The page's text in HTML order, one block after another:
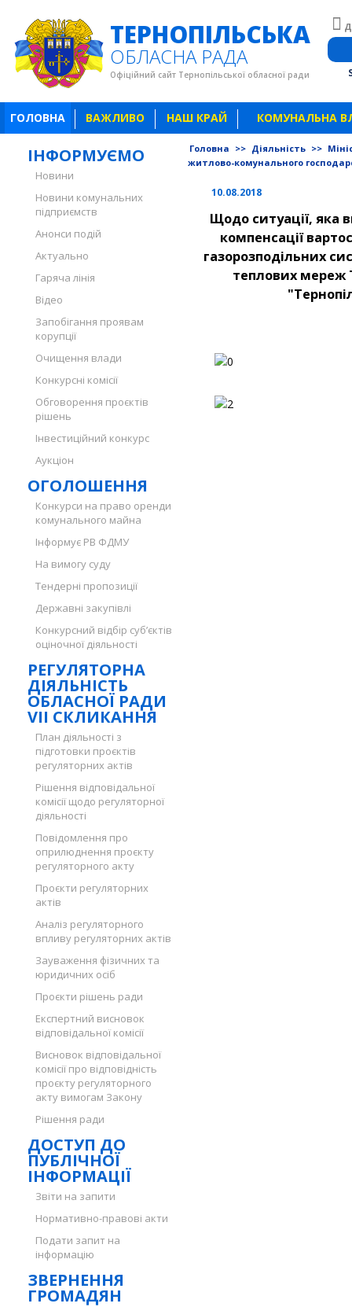
ТЕРНОПІЛЬСЬКА
ОБЛАСНА РАДА
Офіційний сайт Тернопільської обласної ради
ГОЛОВНА ВАЖЛИВО НАШ КРАЙ КОМУНАЛЬНА
ІНФОРМУЄМО
Новини
Новини комунальних
підприємств
Анонси подій
Актуально
Гаряча лінія
Відео
Запобігання проявам
корупції
Очищення влади
Конкурсні комісії
Обговорення проєктів
рішень
Інвестиційний конкурс
Аукціон
ОГОЛОШЕННЯ
Конкурси на право оренди
комунального майна
Інформує РВ ФДМУ
На вимогу суду
Тендерні пропозиції
Державні закупівлі
Конкурсний відбір суб’єктів
оціночної діяльності
РЕГУЛЯТОРНА
ДІЯЛЬНІСТЬ
ОБЛАСНОЇ РАДИ
VII СКЛИКАННЯ
План діяльності з
підготовки проєктів
регуляторних актів
Рішення відповідальної
комісії щодо регуляторної
діяльності
Повідомлення про
оприлюднення проєкту
регуляторного акту
Проєкти регуляторних
актів
Аналіз регуляторного
впливу регуляторних актів
Зауваження фізичних та
юридичних осіб
Проєкти рішень ради
Експертний висновок
відповідальної комісії
Висновок відповідальної
комісії про відповідність
проєкту регуляторного
акту вимогам Закону
Рішення ради
ДОСТУП ДО
ПУБЛІЧНОЇ
ІНФОРМАЦІЇ
Звіти на запити
Нормативно-правові акти
Подати запит на
інформацію
ЗВЕРНЕННЯ
ГРОМАДЯН
Головна >> Діяльність >>
житлово-комунального
10.08.2018
Щодо ситуації, яка
компенсації
газорозподільних
теплових мереж